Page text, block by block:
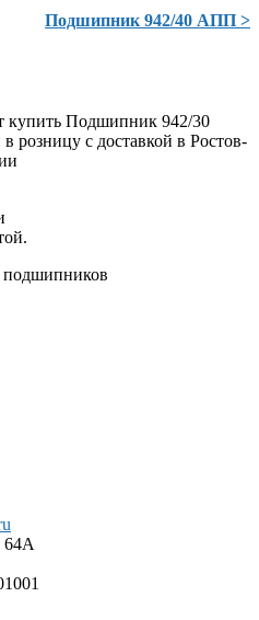
Подшипник 942/40 АПП >
купить Подшипник 942/30
с доставкой в Ростов-
подшипников
64А